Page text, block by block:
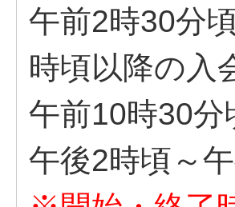
午前2時30分
時頃以降の入
午前10時30
午後2時頃～